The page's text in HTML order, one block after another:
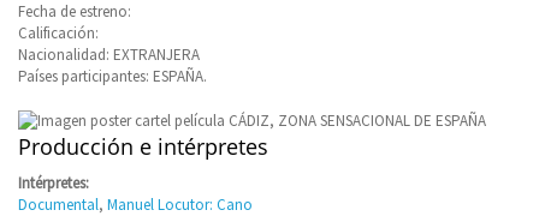
Fecha de estreno:
Calificación:
Nacionalidad: EXTRANJERA
Países participantes: ESPAÑA.
Producción e intérpretes
Intérpretes:
Documental, Manuel Locutor: Cano